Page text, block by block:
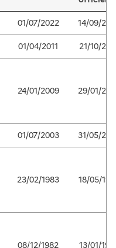
01/07/2022
14/09/
01/04/2011 21/10/
24/01/2009 29/01/
01/07/2003 31/05/
23/02/1983 18/05/